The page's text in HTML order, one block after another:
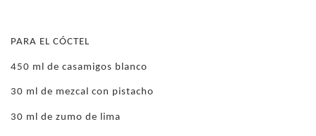
PARA EL CÓCTEL
450 ml de casamigos blanco
30 ml de mezcal con pistacho
30 ml de zumo de lima